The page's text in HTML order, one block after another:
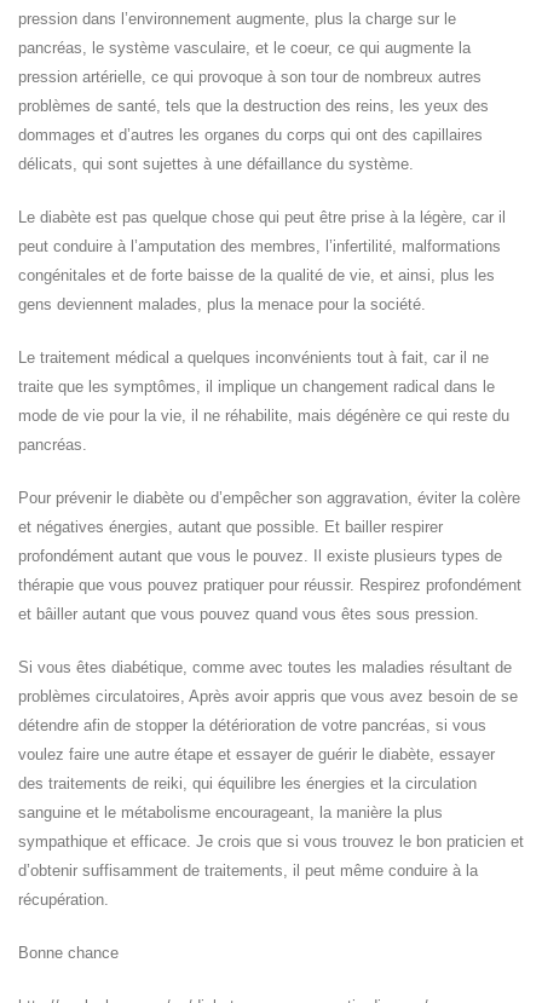
pression dans l’environnement augmente, plus la charge sur le
pancréas, le système vasculaire, et le coeur, ce qui augmente la
pression artérielle, ce qui provoque à son tour de nombreux autres
problèmes de santé, tels que la destruction des reins, les yeux des
dommages et d’autres les organes du corps qui ont des capillaires
délicats, qui sont sujettes à une défaillance du système.
Le diabète est pas quelque chose qui peut être prise à la légère, car il
peut conduire à l’amputation des membres, l’infertilité, malformations
congénitales et de forte baisse de la qualité de vie, et ainsi, plus les
gens deviennent malades, plus la menace pour la société.
Le traitement médical a quelques inconvénients tout à fait, car il ne
traite que les symptômes, il implique un changement radical dans le
mode de vie pour la vie, il ne réhabilite, mais dégénère ce qui reste du
pancréas.
Pour prévenir le diabète ou d’empêcher son aggravation, éviter la colère
et négatives énergies, autant que possible. Et bailler respirer
profondément autant que vous le pouvez. Il existe plusieurs types de
thérapie que vous pouvez pratiquer pour réussir. Respirez profondément
et bâiller autant que vous pouvez quand vous êtes sous pression.
Si vous êtes diabétique, comme avec toutes les maladies résultant de
problèmes circulatoires, Après avoir appris que vous avez besoin de se
détendre afin de stopper la détérioration de votre pancréas, si vous
voulez faire une autre étape et essayer de guérir le diabète, essayer
des traitements de reiki, qui équilibre les énergies et la circulation
sanguine et le métabolisme encourageant, la manière la plus
sympathique et efficace. Je crois que si vous trouvez le bon praticien et
d’obtenir suffisamment de traitements, il peut même conduire à la
récupération.
Bonne chance